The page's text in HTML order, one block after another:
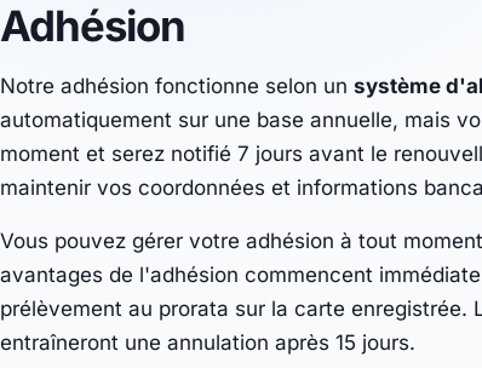
Adhésion
Notre adhésion fonctionne selon un système
automatiquement sur une base annuelle, mais
moment et serez notifié 7 jours avant le
maintenir vos coordonnées et informations
Vous pouvez gérer votre adhésion à tout moment
avantages de l'adhésion commencent
prélèvement au prorata sur la carte enregistrée.
entraîneront une annulation après 15 jours.